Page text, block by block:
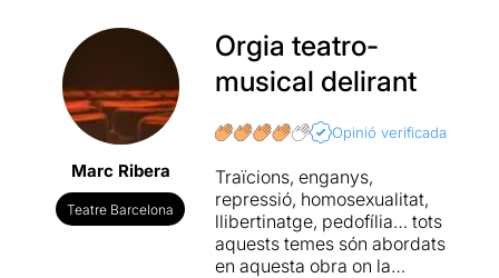
Marc Ribera
Teatre Barcelona
Orgia teatro-
musical delirant
Opinió verificada
Traïcions, enganys,
repressió, homosexualitat,
llibertinatge, pedofília… tots
aquests temes són abordats
en aquesta obra on la